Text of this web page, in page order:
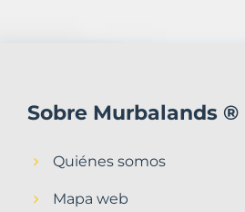
Sobre Murbalands ®
Quiénes somos
Mapa web